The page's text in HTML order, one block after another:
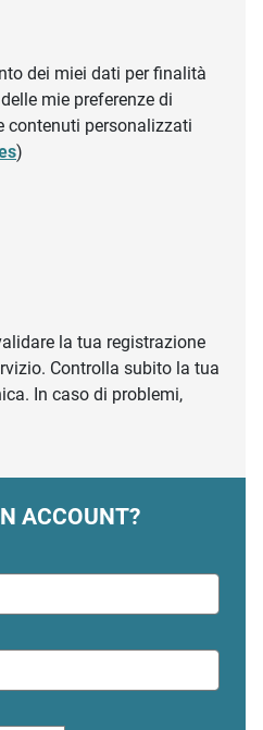
dei miei dati per finalità
mie preferenze di
contenuti personalizzati
)
la tua registrazione
Controlla subito la tua
In caso di problemi,
ACCOUNT?